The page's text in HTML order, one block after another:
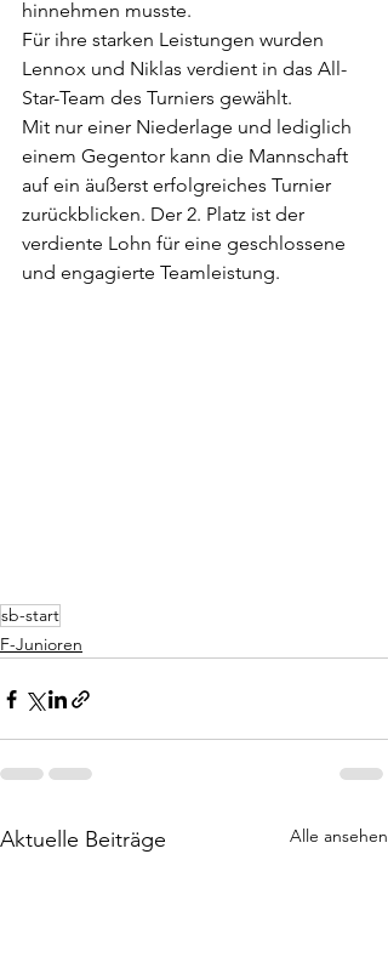
hinnehmen musste.
Für ihre starken Leistungen wurden
Lennox und Niklas verdient in das All-
Star-Team des Turniers gewählt.
Mit nur einer Niederlage und lediglich
einem Gegentor kann die Mannschaft
auf ein äußerst erfolgreiches Turnier
zurückblicken. Der 2. Platz ist der
verdiente Lohn für eine geschlossene
und engagierte Teamleistung.
sb-start
F-Junioren
Aktuelle Beiträge Alle ansehen